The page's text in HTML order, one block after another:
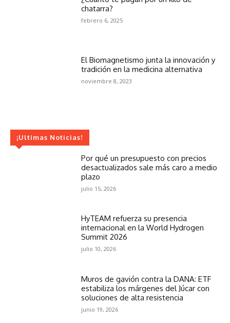
chatarra?
febrero 6, 2025
El Biomagnetismo junta la innovación y
tradición en la medicina alternativa
noviembre 8, 2023
¡Ultimas Noticias!
Por qué un presupuesto con precios
desactualizados sale más caro a medio
plazo
julio 15, 2026
HyTEAM refuerza su presencia
internacional en la World Hydrogen
Summit 2026
julio 10, 2026
Muros de gavión contra la DANA: ETF
estabiliza los márgenes del Júcar con
soluciones de alta resistencia
junio 19, 2026